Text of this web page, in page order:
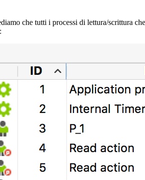
che tutti i processi di lettura/scrittura